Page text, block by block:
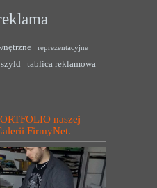
reprezentacyjne
szyld tablica reklamowa
naszej
FirmyNet.